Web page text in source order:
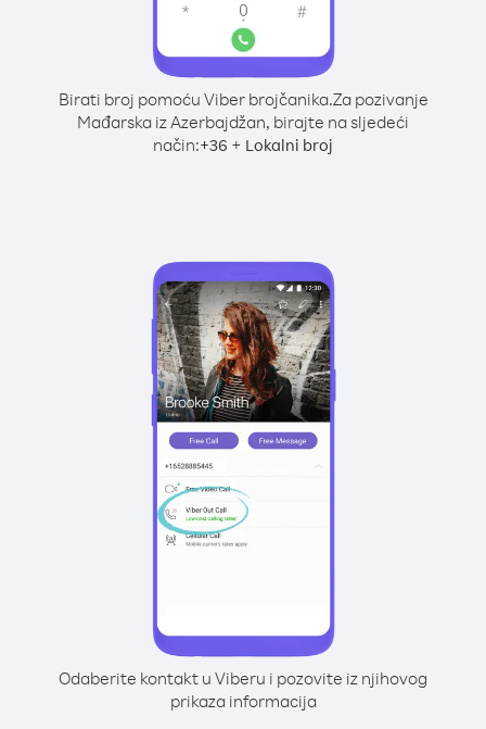
Birati broj pomoću Viber brojčanika.Za pozivanje
Mađarska iz Azerbajdžan, birajte na sljedeći
način:+36 + Lokalni broj
Odaberite kontakt u Viberu i pozovite iz njihovog
prikaza informacija